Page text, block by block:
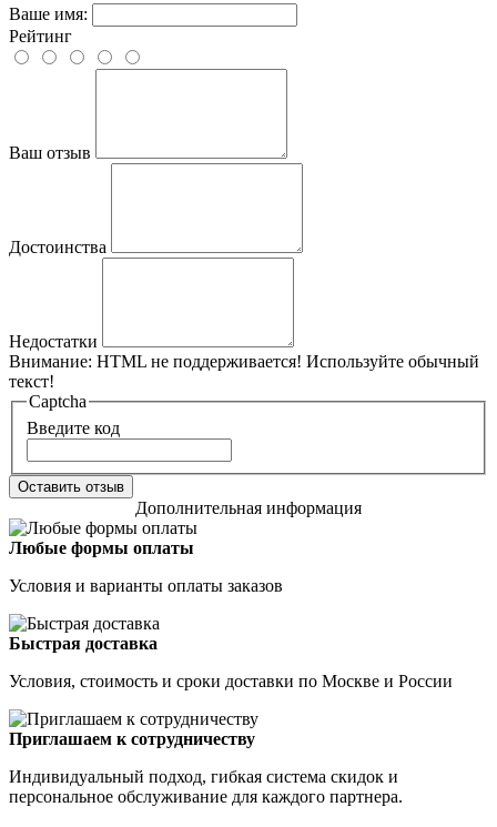
Ваше имя:
Рейтинг
Ваш отзыв
Достоинства
Недостатки
Внимание: HTML не поддерживается! Используйте обычный
текст!
Captcha
Введите код
Оставить отзыв
Дополнительная информация
Любые формы оплаты
Условия и варианты оплаты заказов
Быстрая доставка
Условия, стоимость и сроки доставки по Москве и России
Приглашаем к сотрудничеству
Индивидуальный подход, гибкая система скидок и
персональное обслуживание для каждого партнера.